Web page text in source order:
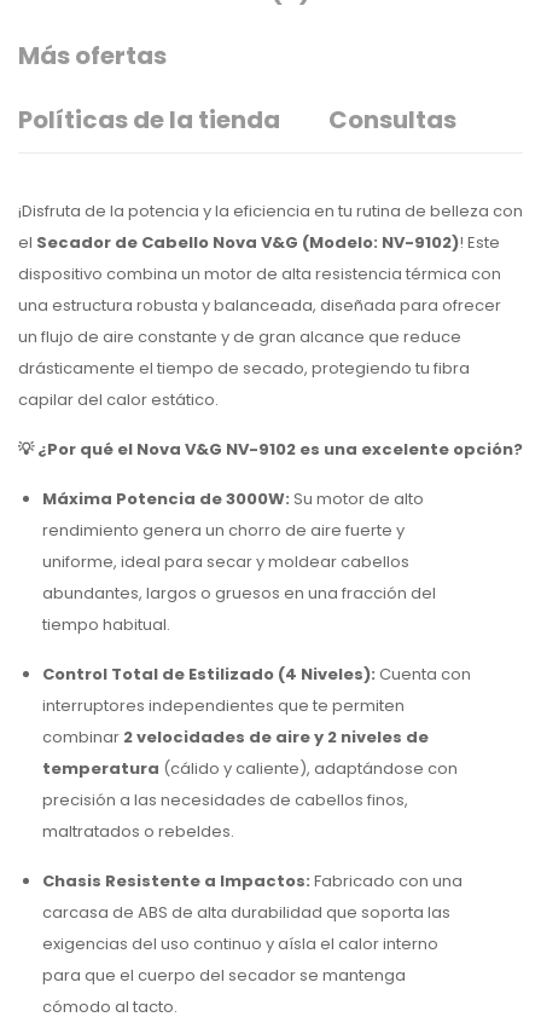
Más ofertas
Políticas de la tienda
Consultas
¡Disfruta de la potencia y la eficiencia en tu rutina de belleza con
el Secador de Cabello Nova V&G (Modelo: NV-9102)! Este
dispositivo combina un motor de alta resistencia térmica con
una estructura robusta y balanceada, diseñada para ofrecer
un flujo de aire constante y de gran alcance que reduce
drásticamente el tiempo de secado, protegiendo tu fibra
capilar del calor estático.
💡 ¿Por qué el Nova V&G NV-9102 es una excelente opción?
Máxima Potencia de 3000W: Su motor de alto
rendimiento genera un chorro de aire fuerte y
uniforme, ideal para secar y moldear cabellos
abundantes, largos o gruesos en una fracción del
tiempo habitual.
Control Total de Estilizado (4 Niveles): Cuenta con
interruptores independientes que te permiten
combinar 2 velocidades de aire y 2 niveles de
temperatura (cálido y caliente), adaptándose con
precisión a las necesidades de cabellos finos,
maltratados o rebeldes.
Chasis Resistente a Impactos: Fabricado con una
carcasa de ABS de alta durabilidad que soporta las
exigencias del uso continuo y aísla el calor interno
para que el cuerpo del secador se mantenga
cómodo al tacto.